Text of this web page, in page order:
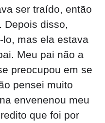
ser traído, então
disso,
mas ela estava
Meu pai não a
preocupou em se
pensei muito
envenenou meu
que foi por